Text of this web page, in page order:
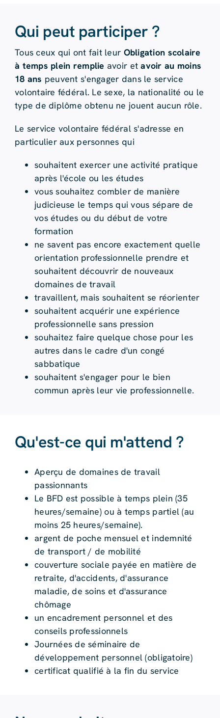
Qui peut participer ?
Tous ceux qui ont fait leur Obligation scolaire
à temps plein remplie avoir etavoir au moins
18 ans peuvent s'engager dans le service
volontaire fédéral. Le sexe, la nationalité ou le
type de diplôme obtenu ne jouent aucun rôle.
Le service volontaire fédéral s'adresse en
particulier aux personnes qui
souhaitent exercer une activité pratique
après l'école ou les études
vous souhaitez combler de manière
judicieuse le temps qui vous sépare de
vos études ou du début de votre
formation
ne savent pas encore exactement quelle
orientation professionnelle prendre et
souhaitent découvrir de nouveaux
domaines de travail
travaillent, mais souhaitent se réorienter
souhaitent acquérir une expérience
professionnelle sans pression
souhaitez faire quelque chose pour les
autres dans le cadre d'un congé
sabbatique
souhaitent s'engager pour le bien
commun après leur vie professionnelle.
Qu'est-ce qui m'attend ?
Aperçu de domaines de travail
passionnants
Le BFD est possible à temps plein (35
heures/semaine) ou à temps partiel (au
moins 25 heures/semaine).
argent de poche mensuel et indemnité
de transport / de mobilité
couverture sociale payée en matière de
retraite, d'accidents, d'assurance
maladie, de soins et d'assurance
chômage
un encadrement personnel et des
conseils professionnels
Journées de séminaire de
développement personnel (obligatoire)
certificat qualifié à la fin du service